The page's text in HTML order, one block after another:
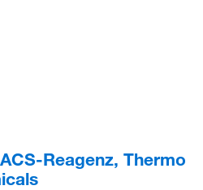
Reagenz, Thermo